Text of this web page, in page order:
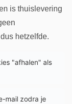
is thuislevering
hetzelfde.
"afhalen" als
mail zodra je